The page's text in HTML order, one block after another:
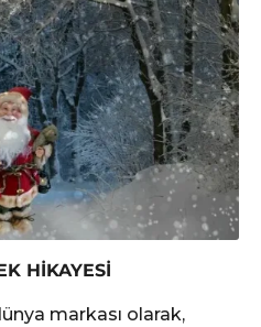
HİKAYESİ
markası olarak,